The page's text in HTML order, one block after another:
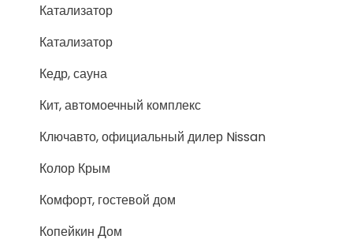
Катализатор
Катализатор
Кедр, сауна
Кит, автомоечный комплекс
Ключавто, официальный дилер Nissan
Колор Крым
Комфорт, гостевой дом
Копейкин Дом